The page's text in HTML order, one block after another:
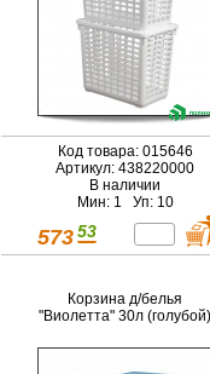
Код товара: 015646
Артикул: 438220000
В наличии
Мин: 1 Уп: 10
573 53
Корзина д/белья
"Виолетта" 30л (голубой)